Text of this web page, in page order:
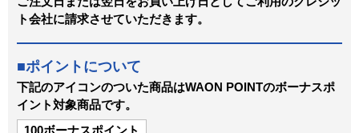
ト会社に請求させていただきます。
ポイントについて
下記のアイコンのついた商品はWAON POINTのボーナスポ
イント対象商品です。